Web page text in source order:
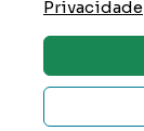
Privacidade